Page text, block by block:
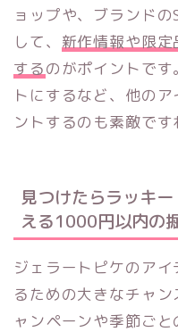
ョップや、ブランド
して、 新作情報や限
するのがポイントで
トにするなど、他の
ントするのも素敵です
見つけたらラッキ
える1000円以内の
ジェラートピケのア
るための大きなチャ
ャンペーンや季節ご